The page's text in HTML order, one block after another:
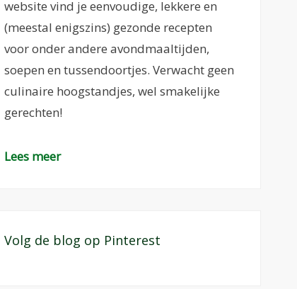
website vind je eenvoudige, lekkere en
(meestal enigszins) gezonde recepten
voor onder andere avondmaaltijden,
soepen en tussendoortjes. Verwacht geen
culinaire hoogstandjes, wel smakelijke
gerechten!
Lees meer
Volg de blog op Pinterest